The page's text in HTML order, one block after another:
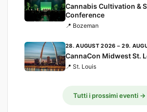
Cannabis Cultivation &
Conference
📍 Bozeman
28. AUGUST 2026 – 29.
CannaCon Midwest St.
📍 St. Louis
Tutti i prossimi eventi →